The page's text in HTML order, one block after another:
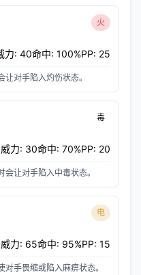
火
力: 40命中: 100%PP: 25
对手陷入灼伤状态。
毒
威力: 30命中: 70%PP: 20
让对手陷入中毒状态。
电
威力: 65命中: 95%PP: 15
手畏缩或陷入麻痹状态。